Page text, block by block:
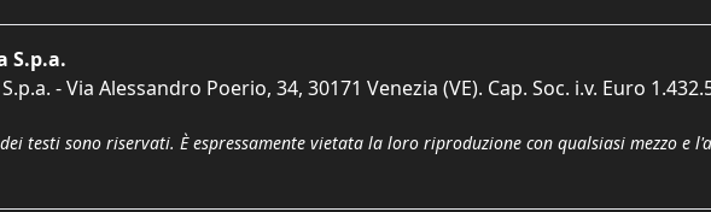
S.p.a.
- Via Alessandro Poerio, 34, 30171 Venezia (VE). Cap. Soc. i.v. Euro
testi sono riservati. È espressamente vietata la loro riproduzione con qualsiasi mezzo e